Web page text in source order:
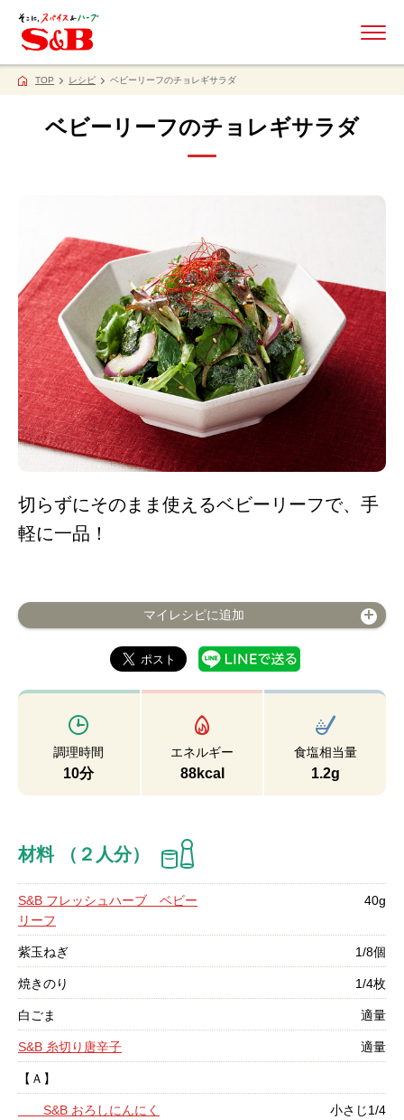
TOP レシピ ベビーリーフのチョレギサラダ
ベビーリーフのチョレギサラダ
切らずにそのまま使えるベビーリーフで、手
軽に一品！
マイレシピに追加
調理時間
10分
エネルギー
88kcal
食塩相当量
1.2g
材料 （２人分）
S&B フレッシュハーブ ベビー
リーフ
40g
紫玉ねぎ 1/8個
焼きのり 1/4枚
白ごま 適量
S&B 糸切り唐辛子 適量
【Ａ】
S&B おろしにんにく 小さじ1/4